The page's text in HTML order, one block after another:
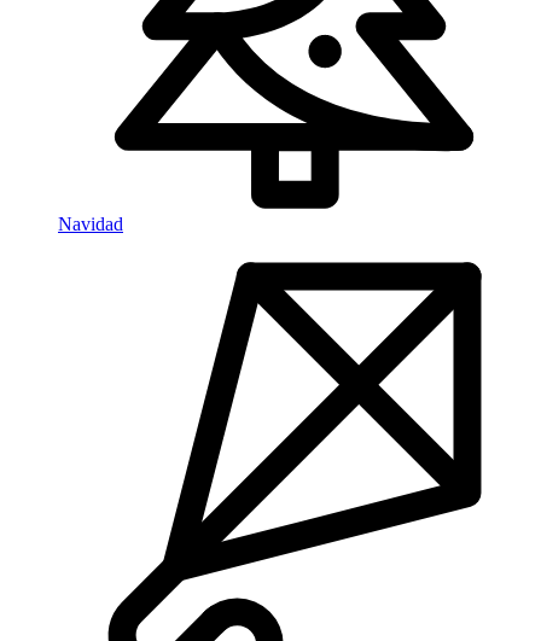
Navidad